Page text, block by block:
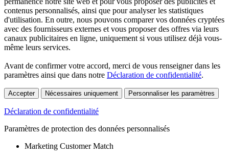
contenus personnalisés, ainsi que pour analyser les statistiques
d'utilisation. En outre, nous pouvons comparer vos données cryptées
avec des fournisseurs externes et vous proposer des offres via leurs
canaux publicitaires en ligne, uniquement si vous utilisez déjà vous-
même leurs services.
Avant de confirmer votre accord, merci de vous renseigner dans les
paramètres ainsi que dans notre Déclaration de confidentialité.
Accepter Nécessaires uniquement Personnaliser les paramètres
Déclaration de confidentialité
Paramètres de protection des données personnalisés
Marketing Customer Match